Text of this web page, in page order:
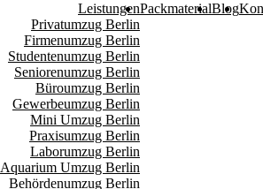
Leistungen
Privatumzug Berlin
Firmenumzug Berlin
Studentenumzug Berlin
Seniorenumzug Berlin
Büroumzug Berlin
Gewerbeumzug Berlin
Mini Umzug Berlin
Praxisumzug Berlin
Laborumzug Berlin
Aquarium Umzug Berlin
Behördenumzug Berlin
PackmaterialBlog